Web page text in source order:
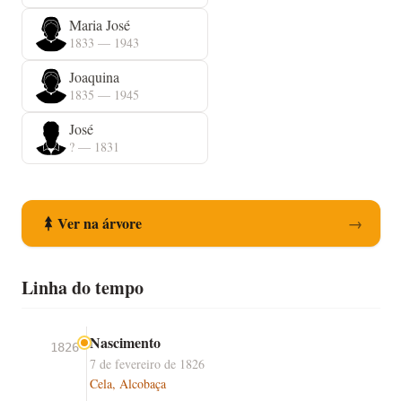
Maria José
1833 — 1943
Joaquina
1835 — 1945
José
? — 1831
Ver na árvore →
Linha do tempo
1826 Nascimento
7 de fevereiro de 1826
Cela, Alcobaça